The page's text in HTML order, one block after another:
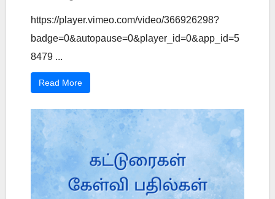
https://player.vimeo.com/video/366926298?
badge=0&autopause=0&player_id=0&app_id=5
8479 ...
Read More